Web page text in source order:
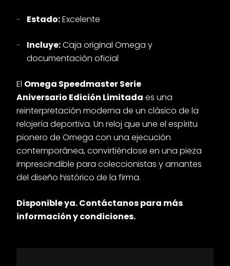
Estado:Excelente
Incluye:Caja original Omega y
documentación oficial
El Omega Speedmaster Serie
Aniversario Edición Limitada es una
reinterpretación moderna de un clásico de la
relojería deportiva. Un reloj que une el espíritu
pionero de Omega con una ejecución
contemporánea, convirtiéndose en una pieza
imprescindible para coleccionistas y amantes
del diseño histórico de la firma.
Disponible ya. Contáctanos para más
información y condiciones.